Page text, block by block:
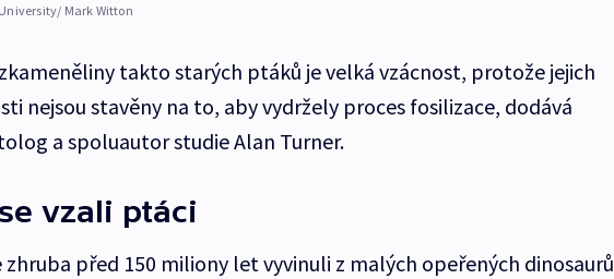
Mark Witton
takto starých ptáků je velká vzácnost, protože jejich
nejsou stavěny na to, aby vydržely proces fosilizace, dodává
a spoluautor studie Alan Turner.
vzali ptáci
zhruba před 150 miliony let vyvinuli z malých opeřených dinosaurů